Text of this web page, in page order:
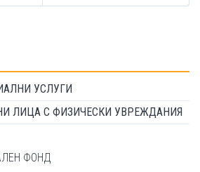
УСЛУГИ
ЛИЦА С ФИЗИЧЕСКИ УВРЕЖДАНИЯ
ФОНД